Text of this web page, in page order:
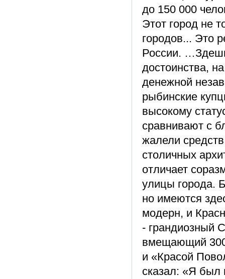
до 150 000
Этот город не
городов... Это
России.
достоинства,
денежной
рыбинские
высокому
сравнивают с
жалели
столичных
отличает
улицы города.
но имеются
модерн, и
- грандиозный
вмещающий
и «Красой
сказал: «Я